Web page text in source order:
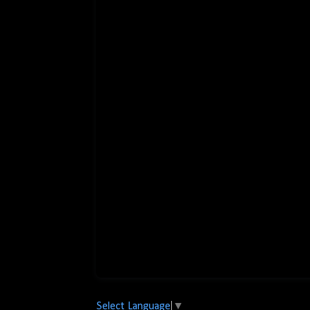
Select Language ▼